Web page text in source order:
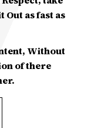
Out as fast as
Without
of there